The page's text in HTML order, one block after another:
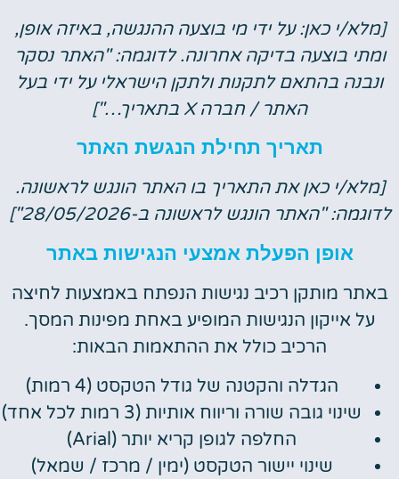
[מלא/י כאן: על ידי מי בוצעה ההנגשה, באיזה אופן,
ומתי בוצעה בדיקה אחרונה. לדוגמה: "האתר נסקר
ונבנה בהתאם לתקנות ולתקן הישראלי על ידי בעל
האתר / חברה X בתאריך…"]
תאריך תחילת הנגשת האתר
[מלא/י כאן את התאריך בו האתר הונגש לראשונה.
לדוגמה: "האתר הונגש לראשונה ב-28/05/2026"]
אופן הפעלת אמצעי הנגישות באתר
באתר מותקן רכיב נגישות הנפתח באמצעות לחיצה
על אייקון הנגישות המופיע באחת מפינות המסך.
הרכיב כולל את ההתאמות הבאות:
הגדלה והקטנה של גודל הטקסט (4 רמות)
שינוי גובה שורה וריווח אותיות (3 רמות לכל אחד)
החלפה לגופן קריא יותר (Arial)
שינוי יישור הטקסט (ימין / מרכז / שמאל)